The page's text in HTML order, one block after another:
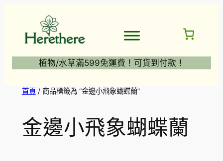
植物/水草滿599免運費！可貨到付款！
首頁/ 商品標籤為 “金邊小飛象蝴蝶蘭”
金邊小飛象蝴蝶蘭